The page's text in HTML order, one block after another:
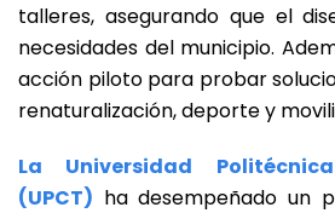
talleres, asegurando que el
necesidades del municipio.
acción piloto para probar
renaturalización, deporte y
La Universidad
(UPCT) ha desempeñado un